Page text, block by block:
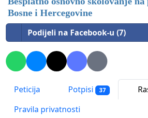
Bosne i Hercegovine
Podijeli na Facebook-u (7)
Peticija Potpisi 37
Pravila privatnosti